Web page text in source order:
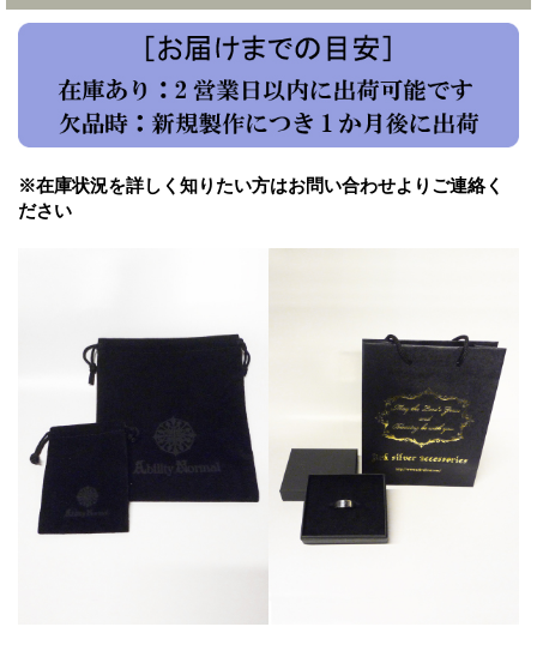
※在庫状況を詳しく知りたい方はお問い合わせよりご連絡く
ださい